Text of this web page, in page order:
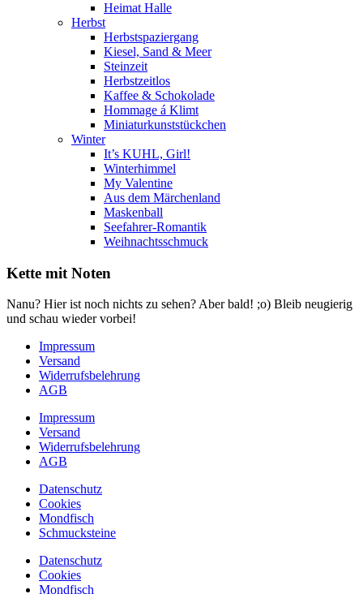
Heimat Halle
Herbst
Herbstspaziergang
Kiesel, Sand & Meer
Steinzeit
Herbstzeitlos
Kaffee & Schokolade
Hommage á Klimt
Miniaturkunststückchen
Winter
It’s KUHL, Girl!
Winterhimmel
My Valentine
Aus dem Märchenland
Maskenball
Seefahrer-Romantik
Weihnachtsschmuck
Kette mit Noten
Nanu? Hier ist noch nichts zu sehen? Aber bald! ;o) Bleib neugierig
und schau wieder vorbei!
Impressum
Versand
Widerrufsbelehrung
AGB
Impressum
Versand
Widerrufsbelehrung
AGB
Datenschutz
Cookies
Mondfisch
Schmucksteine
Datenschutz
Cookies
Mondfisch